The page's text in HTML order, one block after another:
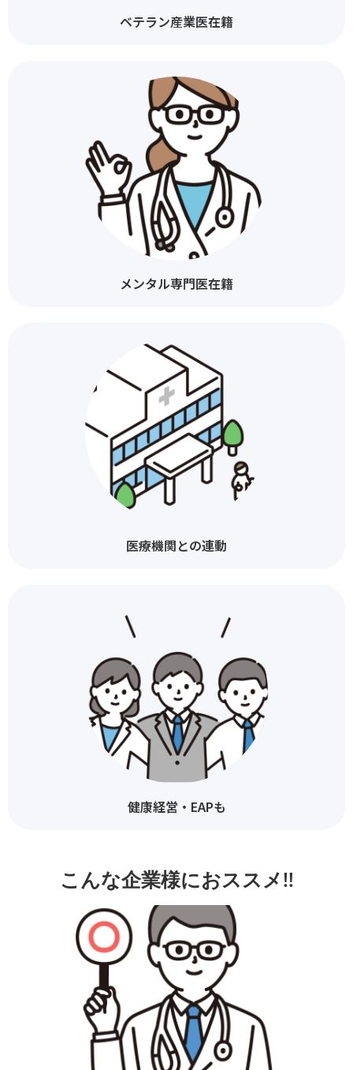
ベテラン産業医在籍
メンタル専門医在籍
医療機関との連動
健康経営・EAPも
こんな企業様におススメ‼